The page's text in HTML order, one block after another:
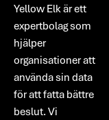
Yellow Elk är ett
expertbolag som
hjälper
organisationer att
använda sin data
för att fatta bättre
beslut. Vi